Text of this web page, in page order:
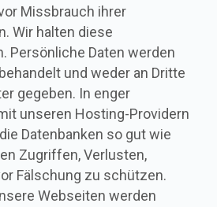
Missbrauch ihrer
Wir halten diese
Persönliche Daten werden
und weder an Dritte
gegeben. In enger
unseren Hosting-Providern
Datenbanken so gut wie
Zugriffen, Verlusten,
Fälschung zu schützen.
Webseiten werden